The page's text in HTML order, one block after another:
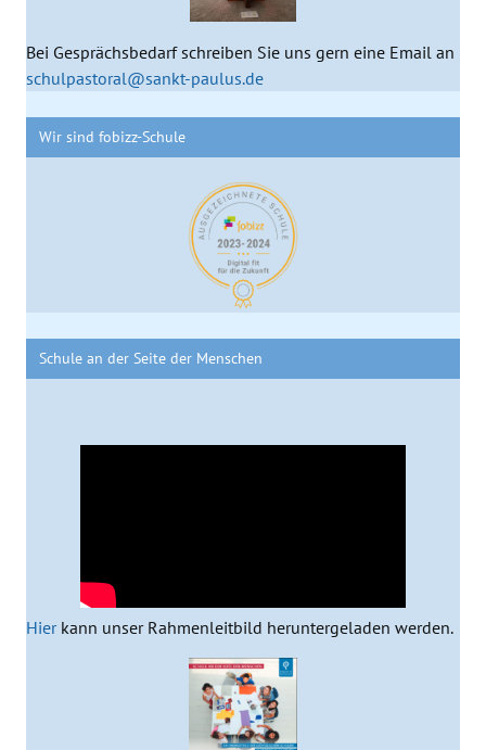
Bei Gesprächsbedarf schreiben Sie uns gern eine Email an
schulpastoral@sankt-paulus.de
Wir sind fobizz-Schule
Schule an der Seite der Menschen
Hierkann unser Rahmenleitbild heruntergeladen werden.